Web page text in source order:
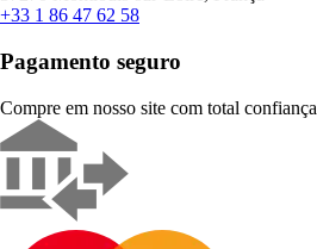
+33 1 86 47 62 58
Pagamento seguro
Compre em nosso site com total confiança